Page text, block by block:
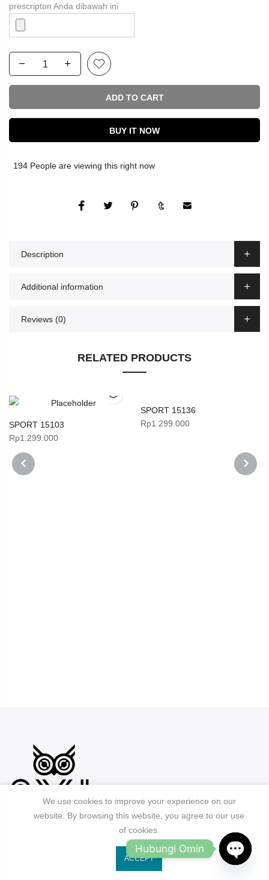
prescripton Anda dibawah ini
ADD TO CART
BUY IT NOW
194 People are viewing this right now
Description
Additional information
Reviews (0)
RELATED PRODUCTS
SPORT 15103
Rp1.299.000
SPORT 15136
Rp1.299.000
Jl. Ruko Gading Bukit Indah No.18, RT.18/RW.8
Klp. Gading Bar. Kec. Klp. Gading, Kota Jkt Utara.
We use cookies to improve your experience on our
website. By browsing this website, you agree to our use
of cookies.
ACCEPT
Hubungi Omin